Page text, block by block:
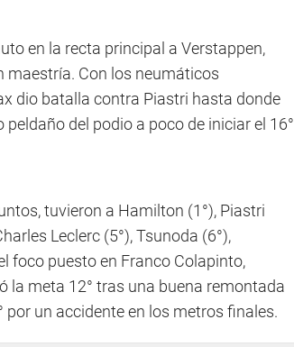
en la recta principal a Verstappen,
maestría. Con los neumáticos
dio batalla contra Piastri hasta donde
del podio a poco de iniciar el 16°
tuvieron a Hamilton (1°), Piastri
Leclerc (5°), Tsunoda (6°),
foco puesto en Franco Colapinto,
la meta 12° tras una buena remontada
por un accidente en los metros finales.